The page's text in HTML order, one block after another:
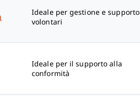
Ideale per gestione e supporto
volontari
Ideale per il supporto alla
conformità